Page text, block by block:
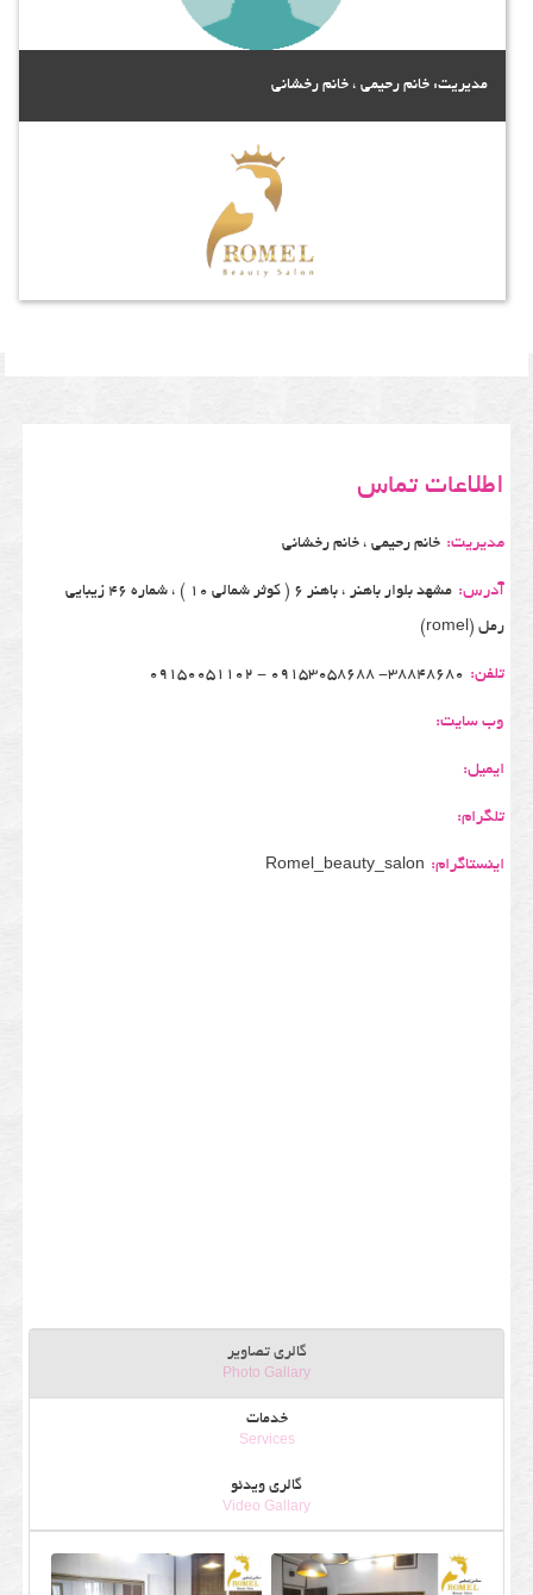
مدیریت: خانم رحیمی ، خانم رخشانی
اطلاعات تماس
مدیریت: خانم رحیمی ، خانم رخشانی
آدرس: مشهد بلوار باهنر ، باهنر 6 ( کوثر شمالی 10 ) ، شماره 46 زیبایی
رمل (romel)
تلفن: 38848680- 09153058688 - 09150051102
وب سایت:
ایمیل:
تلگرام:
اینستاگرام: Romel_beauty_salon
گالری تصاویر
Photo Gallary
خدمات
Services
گالری ویدئو
Video Gallary